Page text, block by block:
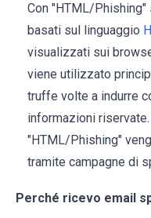
Con "HTML/
basati sul linguaggio
visualizzati sui
viene utilizzato
truffe volte a indurre
informazioni
"HTML/Phishing"
tramite campagne di
Perché ricevo email